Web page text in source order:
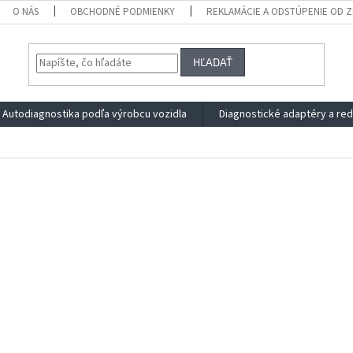
O NÁS OBCHODNÉ PODMIENKY REKLAMÁCIE A ODSTÚPENIE OD
HĽADAŤ
Autodiagnostika podľa výrobcu vozidla Diagnostické adaptéry a